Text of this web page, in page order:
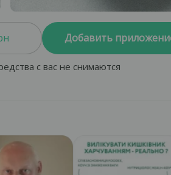
Добавить
с вас не снимаются